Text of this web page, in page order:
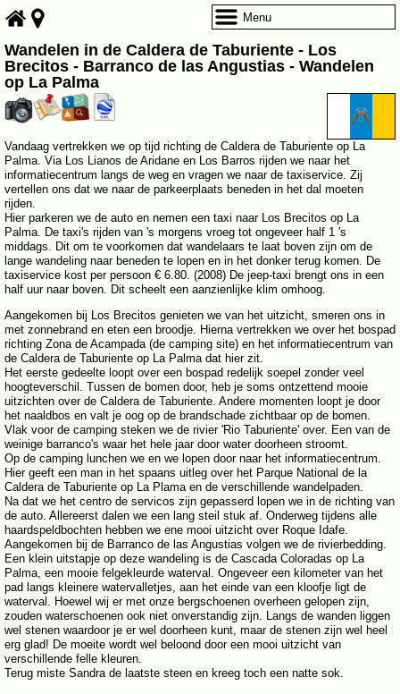
Wandelen in de Caldera de Taburiente - Los
Brecitos - Barranco de las Angustias - Wandelen
op La Palma
Vandaag vertrekken we op tijd richting de Caldera de Taburiente op La
Palma. Via Los Lianos de Aridane en Los Barros rijden we naar het
informatiecentrum langs de weg en vragen we naar de taxiservice. Zij
vertellen ons dat we naar de parkeerplaats beneden in het dal moeten
rijden.
Hier parkeren we de auto en nemen een taxi naar Los Brecitos op La
Palma. De taxi's rijden van 's morgens vroeg tot ongeveer half 1 's
middags. Dit om te voorkomen dat wandelaars te laat boven zijn om de
lange wandeling naar beneden te lopen en in het donker terug komen. De
taxiservice kost per persoon € 6.80. (2008) De jeep-taxi brengt ons in een
half uur naar boven. Dit scheelt een aanzienlijke klim omhoog.
Aangekomen bij Los Brecitos genieten we van het uitzicht, smeren ons in
met zonnebrand en eten een broodje. Hierna vertrekken we over het bospad
richting Zona de Acampada (de camping site) en het informatiecentrum van
de Caldera de Taburiente op La Palma dat hier zit.
Het eerste gedeelte loopt over een bospad redelijk soepel zonder veel
hoogteverschil. Tussen de bomen door, heb je soms ontzettend mooie
uitzichten over de Caldera de Taburiente. Andere momenten loopt je door
het naaldbos en valt je oog op de brandschade zichtbaar op de bomen.
Vlak voor de camping steken we de rivier 'Rio Taburiente' over. Een van de
weinige barranco's waar het hele jaar door water doorheen stroomt.
Op de camping lunchen we en we lopen door naar het informatiecentrum.
Hier geeft een man in het spaans uitleg over het Parque National de la
Caldera de Taburiente op La Plama en de verschillende wandelpaden.
Na dat we het centro de servicos zijn gepasserd lopen we in de richting van
de auto. Allereerst dalen we een lang steil stuk af. Onderweg tijdens alle
haardspeldbochten hebben we ene mooi uitzicht over Roque Idafe.
Aangekomen bij de Barranco de las Angustias volgen we de rivierbedding.
Een klein uitstapje op deze wandeling is de Cascada Coloradas op La
Palma, een mooie felgekleurde waterval. Ongeveer een kilometer van het
pad langs kleinere watervalletjes, aan het einde van een kloofje ligt de
waterval. Hoewel wij er met onze bergschoenen overheen gelopen zijn,
zouden waterschoenen ook niet onverstandig zijn. Langs de wanden liggen
wel stenen waardoor je er wel doorheen kunt, maar de stenen zijn wel heel
erg glad! De moeite wordt wel beloond door een mooi uitzicht van
verschillende felle kleuren.
Terug miste Sandra de laatste steen en kreeg toch een natte sok.
Menu